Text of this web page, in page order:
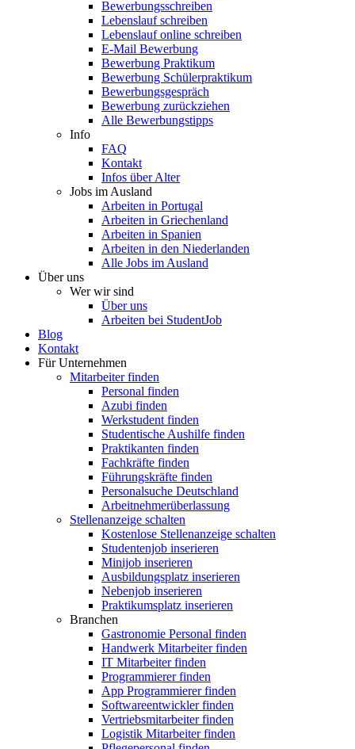
Bewerbungsschreiben
Lebenslauf schreiben
Lebenslauf online schreiben
E-Mail Bewerbung
Bewerbung Praktikum
Bewerbung Schülerpraktikum
Bewerbungsgespräch
Bewerbung zurückziehen
Alle Bewerbungstipps
Info
FAQ
Kontakt
Infos über Alter
Jobs im Ausland
Arbeiten in Portugal
Arbeiten in Griechenland
Arbeiten in Spanien
Arbeiten in den Niederlanden
Alle Jobs im Ausland
Über uns
Wer wir sind
Über uns
Arbeiten bei StudentJob
Blog
Kontakt
Für Unternehmen
Mitarbeiter finden
Personal finden
Azubi finden
Werkstudent finden
Studentische Aushilfe finden
Praktikanten finden
Fachkräfte finden
Führungskräfte finden
Personalsuche Deutschland
Arbeitnehmerüberlassung
Stellenanzeige schalten
Kostenlose Stellenanzeige schalten
Studentenjob inserieren
Minijob inserieren
Ausbildungsplatz inserieren
Nebenjob inserieren
Praktikumsplatz inserieren
Branchen
Gastronomie Personal finden
Handwerk Mitarbeiter finden
IT Mitarbeiter finden
Programmierer finden
App Programmierer finden
Softwareentwickler finden
Vertriebsmitarbeiter finden
Logistik Mitarbeiter finden